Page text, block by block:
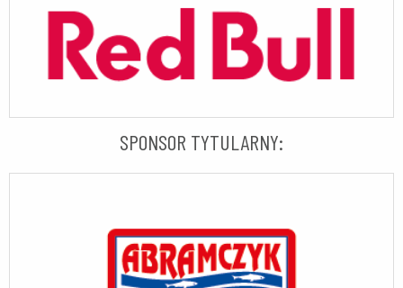
SPONSOR TYTULARNY: